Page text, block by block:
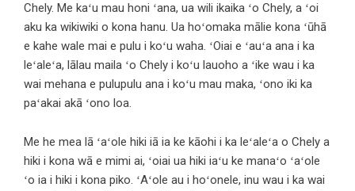
Chely. Me kaʻu mau honi ʻana, ua wili ikaika ʻo Chely, a ʻoi
aku ka wikiwiki o kona hanu. Ua hoʻomaka mālie kona ʻūhā
e kahe wale mai e pulu i koʻu waha. ʻOiai e ʻauʻa ana i ka
leʻaleʻa, lālau maila ʻo Chely i koʻu lauoho a ʻike wau i ka
wai mehana e pulupulu ana i koʻu mau maka, ʻono iki ka
paʻakai akā ʻono loa.
Me he mea lā ʻaʻole hiki iā ia ke kāohi i ka leʻaleʻa o Chely a
hiki i kona wā e mimi ai, ʻoiai ua hiki iaʻu ke manaʻo ʻaʻole
ʻo ia i hiki i kona piko. ʻAʻole au i hoʻonele, inu wau i ka wai